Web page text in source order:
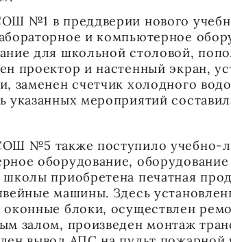
№1 в преддверии нового
и компьютерное
для школьной столовой,
проектор и настенный экран,
заменен счетчик холодного
указанных мероприятий
№5 также поступило учебно-
оборудование,
приобретена печатная
машины. Здесь
оконные блоки, осуществлен
залом, произведен монтаж